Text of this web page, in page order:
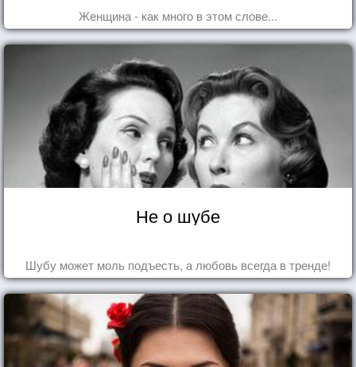
Женщина - как много в этом слове...
Не о шубе
Шубу может моль подъесть, а любовь всегда в тренде!